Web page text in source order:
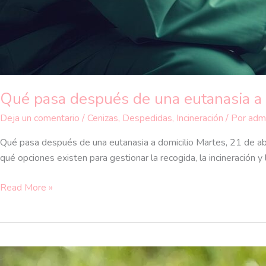
Qué pasa después de una eutanasia
Deja un comentario / Cenizas, Despedidas, Incineración / Por
Qué pasa después de una eutanasia a domicilio Martes, 21 de
qué opciones existen para gestionar la recogida, la incineración
Read More »
Incineración